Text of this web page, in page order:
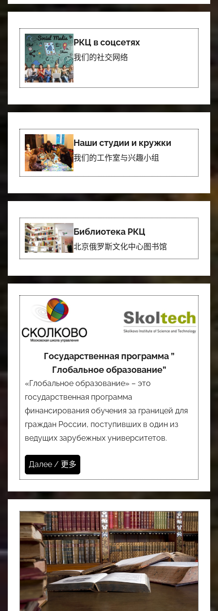
РКЦ в соцсетях
我们的社交网络
Наши студии и кружки
我们的工作室与兴趣小组
Библиотека РКЦ
北京俄罗斯文化中心图书馆
Государственная программа ”
Глобальное образование”
«Глобальное образование» – это
государственная программа
финансирования обучения за границей для
граждан России, поступивших в один из
ведущих зарубежных университетов.
Далее / 更多